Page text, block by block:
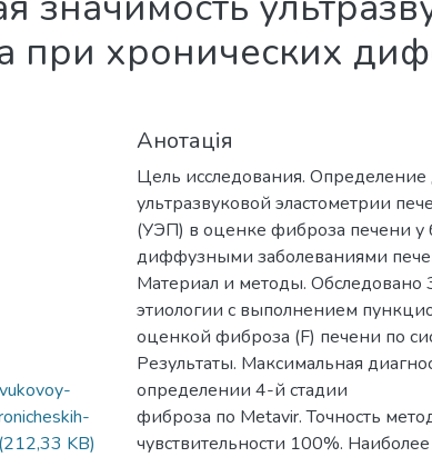
при хронических
(212,33 KB)
Анотація
Цель исследования. Определение
ультразвуковой эластометрии
(УЭП) в оценке фиброза печени
диффузными заболеваниями
Материал и методы.
этиологии с выполнением
оценкой фиброза (F) печени по
Результаты. Максимальная
определении 4-й стадии
фиброза по Metavir. Точность
чувствительности 100%.